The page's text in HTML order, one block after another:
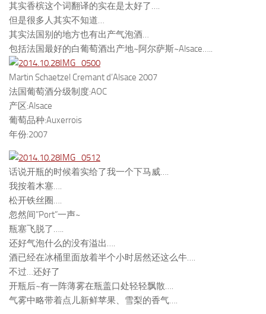
其实香槟这个词翻译的实在是太好了….
但是很多人其实不知道…
其实法国别的地方也有出产气泡酒…
包括法国最好的白葡萄酒出产地~阿尔萨斯~Alsace…..
Martin Schaetzel Cremant d’Alsace 2007
法国葡萄酒分级制度:AOC
产区:Alsace
葡萄品种:Auxerrois
年份:2007
话说开瓶的时候着实给了我一个下马威….
我按着木塞….
松开铁丝圈….
忽然间”Port”一声~
瓶塞飞脱了…..
还好气泡什么的没有溢出….
酒已经在冰桶里面放着半个小时居然还这么牛….
不过…还好了
开瓶后~有一阵薄雾在瓶盖口处轻轻飘散….
气雾中略带着点儿新鲜苹果、雪梨的香气….